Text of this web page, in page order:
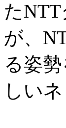
た
が、
る姿
しい